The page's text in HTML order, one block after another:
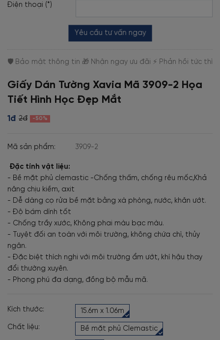
Điện thoại (*)
Yêu cầu tư vấn ngay
Giấy Dán Tường Xavia Mã 3909-2 Họa
Tiết Hình Học Đẹp Mắt
1đ 2đ -50%
Mã sản phẩm: 3909-2
Đặc tính vật liệu:
- Bề mặt phủ clemastic -Chống thấm, chống rêu mốc,Khả
năng chịu kiềm, axit
- Dễ dàng cọ rửa bề mặt bằng xà phòng, nước, khăn ướt.
- Độ bám dính tốt
- Chống trầy xước, Không phai màu bạc màu.
- Tuyệt đối an toàn với môi trường, không chứa chì, thủy
ngân.
- Đặc biệt thích nghi với môi trường ẩm ướt, khí hậu thay
đổi thường xuyên.
- Phong phú đa dạng, đồng bộ mẫu mã.
Kích thước: 15.6m x 1.06m
Chất liệu: Bề mặt phủ Clemastic